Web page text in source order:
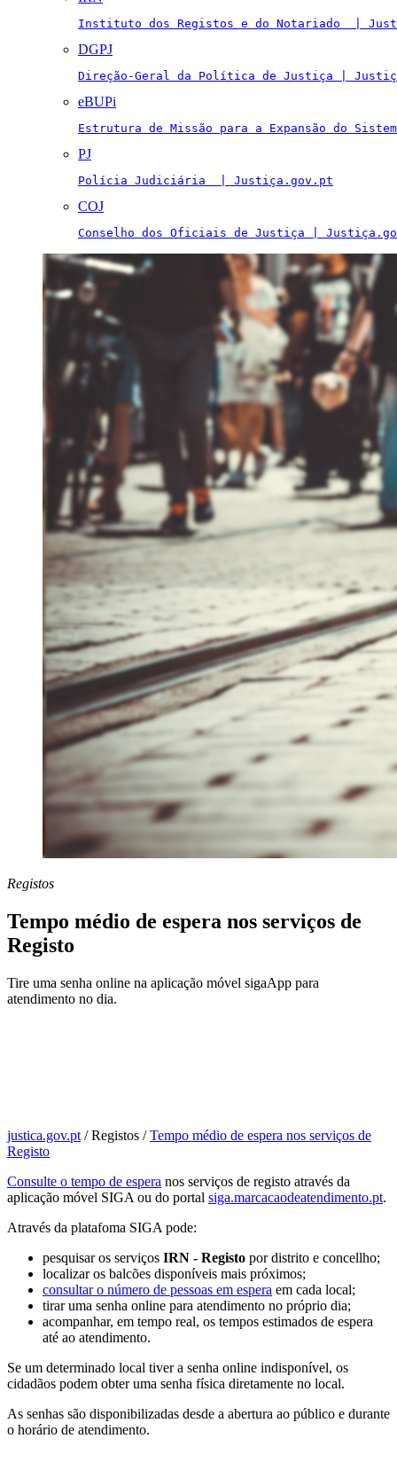
Instituto dos Registos e do Notariado  |
DGPJ
Direção-Geral da Política de Justiça |
eBUPi
Estrutura de Missão para a Expansão do
PJ
Polícia Judiciária  | Justiça.gov.pt
COJ
Conselho dos Oficiais de Justiça |
Registos
Tempo médio de espera nos serviços de
Registo
Tire uma senha online na aplicação móvel sigaApp para
atendimento no dia.
justica.gov.pt /Registos /Tempo médio de espera nos serviços de
Registo
Consulte o tempo de espera nos serviços de registo através da
aplicação móvel SIGA ou do portal siga.marcacaodeatendimento.pt.
Através da platafoma SIGA pode:
pesquisar os serviços IRN - Registo por distrito e concellho;
localizar os balcões disponíveis mais próximos;
consultar o número de pessoas em espera em cada local;
tirar uma senha online para atendimento no próprio dia;
acompanhar, em tempo real, os tempos estimados de espera
até ao atendimento.
Se um determinado local tiver a senha online indisponível, os
cidadãos podem obter uma senha física diretamente no local.
As senhas são disponibilizadas desde a abertura ao público e durante
o horário de atendimento.